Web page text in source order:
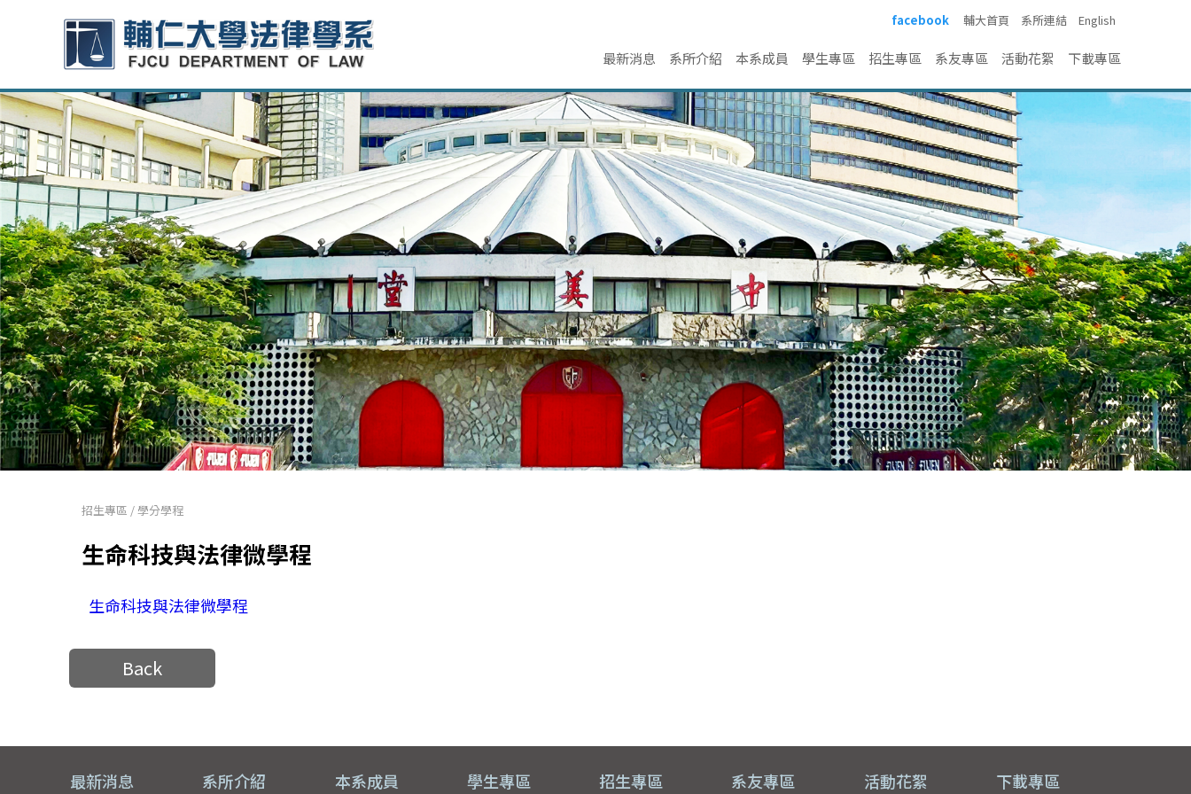
facebook 輔大首頁 系所連結 English
最新消息 系所介紹 本系成員 學生專區 招生專區 系友專區 活動花絮 下載專區
招生專區 /學分學程
生命科技與法律微學程
生命科技與法律微學程
Back
最新消息 系所介紹 本系成員 學生專區 招生專區 系友專區 活動花絮 下載專區